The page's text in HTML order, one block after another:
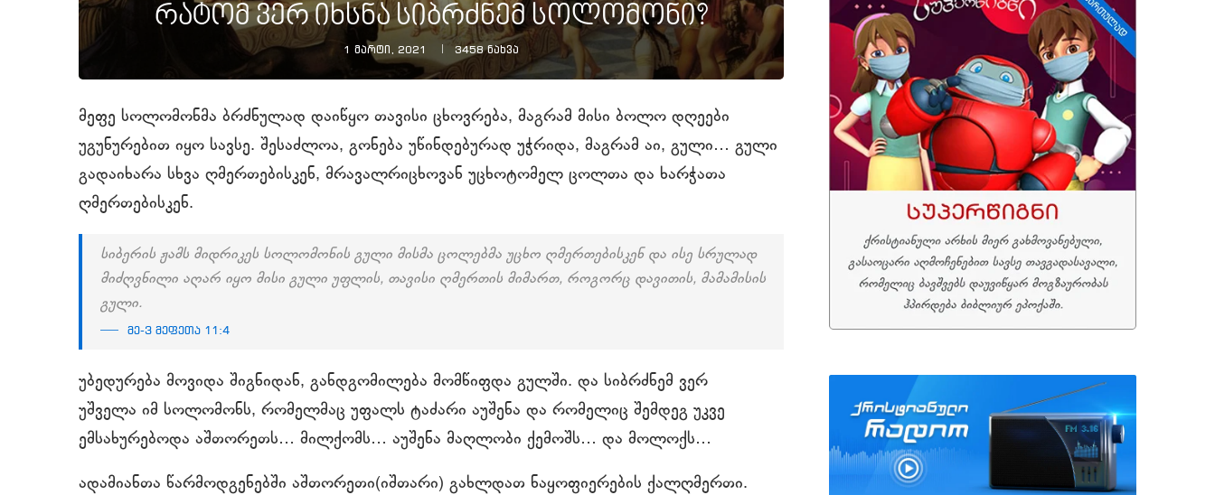
რატომ ვერ იხსნა სიბრძნემ სოლომონი?
1 მარტი, 2021 3458ნახვა
მეფე სოლომონმა ბრძნულად დაიწყო თავისი ცხოვრება, მაგრამ მისი ბოლო დღეები
უგუნურებით იყო სავსე. შესაძლოა, გონება უწინდებურად უჭრიდა, მაგრამ აი, გული… გული
გადაიხარა სხვა ღმერთებისკენ, მრავალრიცხოვან უცხოტომელ ცოლთა და ხარჭათა
ღმერთებისკენ.
სიბერის ჟამს მიდრიკეს სოლომონის გული მისმა ცოლებმა უცხო ღმერთებისკენ და ისე სრულად
მიძღვნილი აღარ იყო მისი გული უფლის, თავისი ღმერთის მიმართ, როგორც დავითის, მამამისის
გული.
მე-3 მეფეთა 11:4
უბედურება მოვიდა შიგნიდან, განდგომილება მომწიფდა გულში. და სიბრძნემ ვერ
უშველა იმ სოლომონს, რომელმაც უფალს ტაძარი აუშენა და რომელიც შემდეგ უკვე
ემსახურებოდა აშთორეთს… მილქომს… აუშენა მაღლობი ქემოშს… და მოლოქს…
ადამიანთა წარმოდგენებში აშთორეთი(იშთარი) გახლდათ ნაყოფიერების ქალღმერთი.